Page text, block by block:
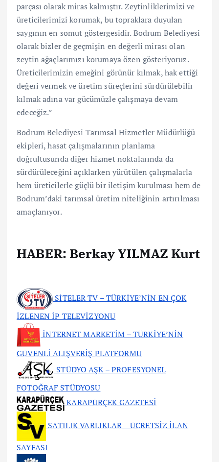
parçası olarak miras kalmıştır. Zeytinliklerimizi ve
üreticilerimizi korumak, bu topraklara duyulan
saygının en somut göstergesidir. Bodrum Belediyesi
olarak bizler de geçmişin en değerli mirası olan
zeytin ağaçlarımızı korumaya özen gösteriyoruz.
Üreticilerimizin emeğini görünür kılmak, hak ettiği
değeri vermek ve üretim süreçlerini sürdürülebilir
kılmak adına var gücümüzle çalışmaya devam
edeceğiz.”
Bodrum Belediyesi Tarımsal Hizmetler Müdürlüğü
ekipleri, hasat çalışmalarının planlama
doğrultusunda diğer hizmet noktalarında da
sürdürüleceğini açıklarken yürütülen çalışmalarla
hem üreticilerle güçlü bir iletişim kurulması hem de
Bodrum’daki tarımsal üretim niteliğinin artırılması
amaçlanıyor.
HABER: Berkay YILMAZ Kurt
SİTELER TV – TÜRKİYE’NİN EN ÇOK
İZLENEN İP TELEVİZYONU
İNTERNET MARKETİM – TÜRKİYE’NİN
GÜVENLİ ALIŞVERİŞ PLATFORMU
STÜDYO AŞK – PROFESYONEL
FOTOĞRAF STÜDYOSU
KARAPÜRÇEK GAZETESİ
SATILIK VARLIKLAR – ÜCRETSİZ İLAN
SAYFASI